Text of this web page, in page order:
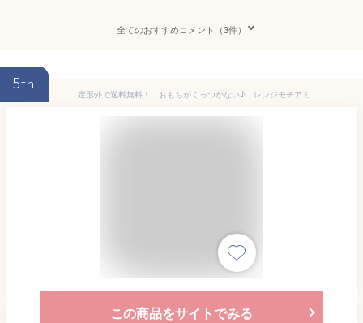
全てのおすすめコメント（3件）
5th
定形外で送料無料！ おもちがくっつかない♪ レンジモチアミ
この商品をサイトでみる